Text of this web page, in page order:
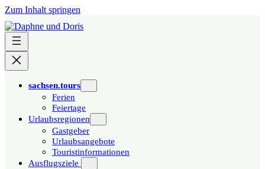
Zum Inhalt springen
sachsen.tours
Ferien
Feiertage
Urlaubsregionen
Gastgeber
Urlaubsangebote
Touristinformationen
Ausflugsziele